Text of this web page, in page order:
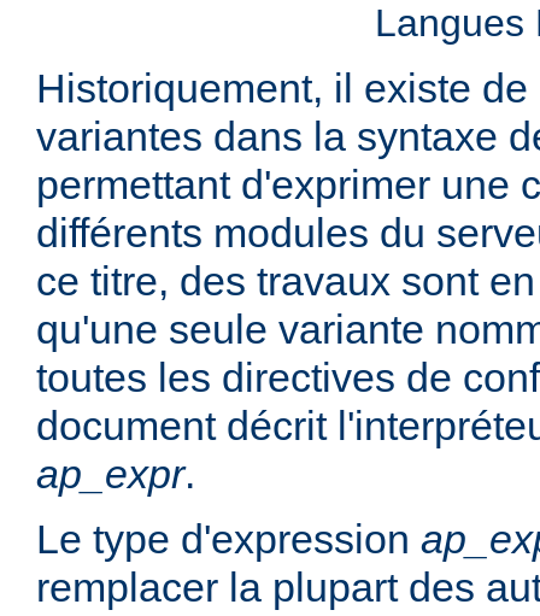
Historiquement, il existe
variantes dans la syntaxe
permettant d'exprimer une
différents modules du
ce titre, des travaux sont
qu'une seule variante
toutes les directives de
document décrit
ap_expr.
Le type d'expression
remplacer la plupart des